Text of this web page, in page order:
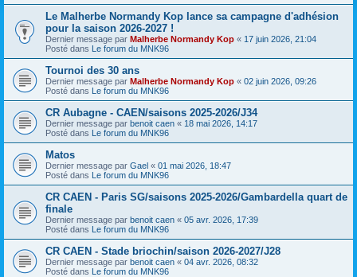
Le Malherbe Normandy Kop lance sa campagne d'adhésion
pour la saison 2026-2027 !
Dernier message par Malherbe Normandy Kop « 17 juin 2026, 21:04
Posté dans Le forum du MNK96
Tournoi des 30 ans
Dernier message par Malherbe Normandy Kop « 02 juin 2026, 09:26
Posté dans Le forum du MNK96
CR Aubagne - CAEN/saisons 2025-2026/J34
Dernier message par benoit caen « 18 mai 2026, 14:17
Posté dans Le forum du MNK96
Matos
Dernier message par Gael « 01 mai 2026, 18:47
Posté dans Le forum du MNK96
CR CAEN - Paris SG/saisons 2025-2026/Gambardella quart de
finale
Dernier message par benoit caen « 05 avr. 2026, 17:39
Posté dans Le forum du MNK96
CR CAEN - Stade briochin/saison 2026-2027/J28
Dernier message par benoit caen « 04 avr. 2026, 08:32
Posté dans Le forum du MNK96